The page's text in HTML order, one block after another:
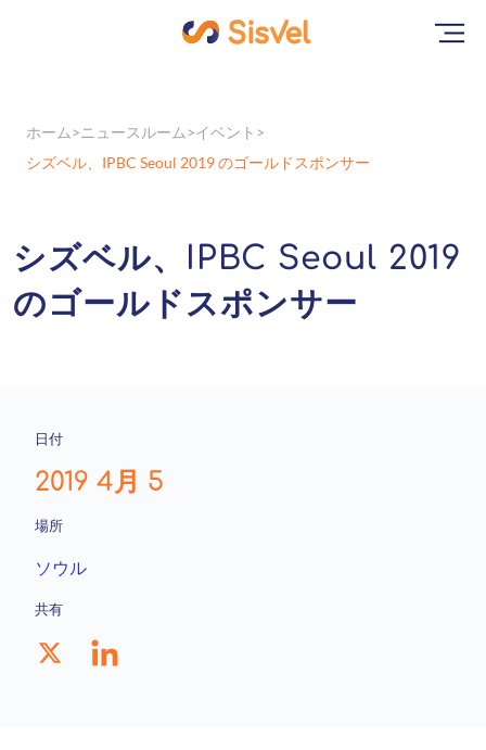
ホーム ニュースルーム
イベント
シズベル、IPBC Seoul 2019 のゴールドスポンサー
シズベル、IPBC Seoul 2019
のゴールドスポンサー
日付
2019 4月 5
場所
ソウル
共有